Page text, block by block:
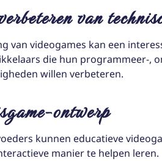
van
van videogames kan een
die hun programmeer-,
willen verbeteren.
ontwerp
kunnen educatieve
manier te helpen leren.